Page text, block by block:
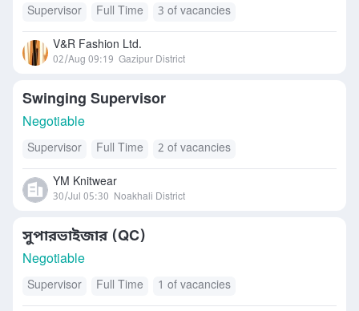
Supervisor Full Time 3 of vacancies
V&R Fashion Ltd.
02/Aug 09:19 Gazipur District
Swinging Supervisor
Negotiable
Supervisor Full Time 2 of vacancies
YM Knitwear
30/Jul 05:30 Noakhali District
সুপারভাইজার (QC)
Negotiable
Supervisor Full Time 1 of vacancies